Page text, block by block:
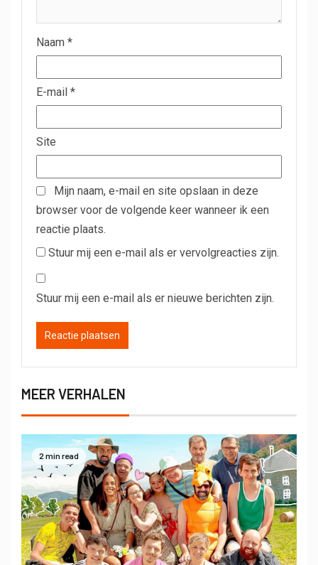
Naam *
E-mail *
Site
Mijn naam, e-mail en site opslaan in deze
browser voor de volgende keer wanneer ik een
reactie plaats.
Stuur mij een e-mail als er vervolgreacties zijn.
Stuur mij een e-mail als er nieuwe berichten zijn.
MEER VERHALEN
2 min read